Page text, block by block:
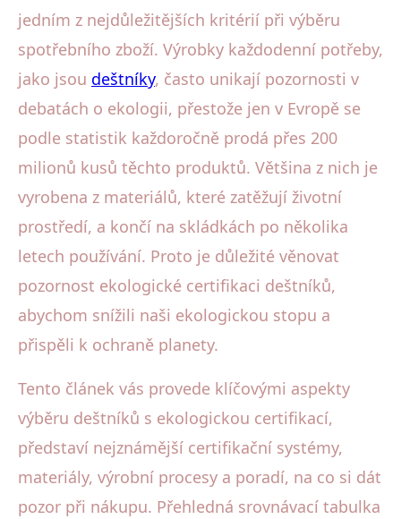
jedním z nejdůležitějších kritérií při výběru
spotřebního zboží. Výrobky každodenní potřeby,
jako jsou deštníky, často unikají pozornosti v
debatách o ekologii, přestože jen v Evropě se
podle statistik každoročně prodá přes 200
milionů kusů těchto produktů. Většina z nich je
vyrobena z materiálů, které zatěžují životní
prostředí, a končí na skládkách po několika
letech používání. Proto je důležité věnovat
pozornost ekologické certifikaci deštníků,
abychom snížili naši ekologickou stopu a
přispěli k ochraně planety.
Tento článek vás provede klíčovými aspekty
výběru deštníků s ekologickou certifikací,
představí nejznámější certifikační systémy,
materiály, výrobní procesy a poradí, na co si dát
pozor při nákupu. Přehledná srovnávací tabulka